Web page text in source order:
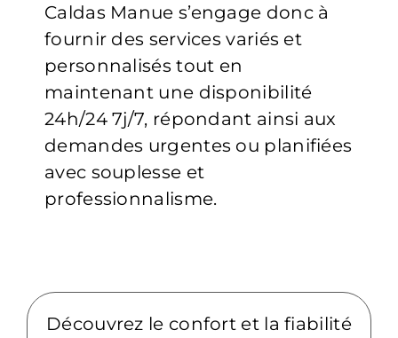
Caldas Manue s’engage donc à
fournir des services variés et
personnalisés tout en
maintenant une disponibilité
24h/24 7j/7, répondant ainsi aux
demandes urgentes ou planifiées
avec souplesse et
professionnalisme.
Découvrez le confort et la fiabilité